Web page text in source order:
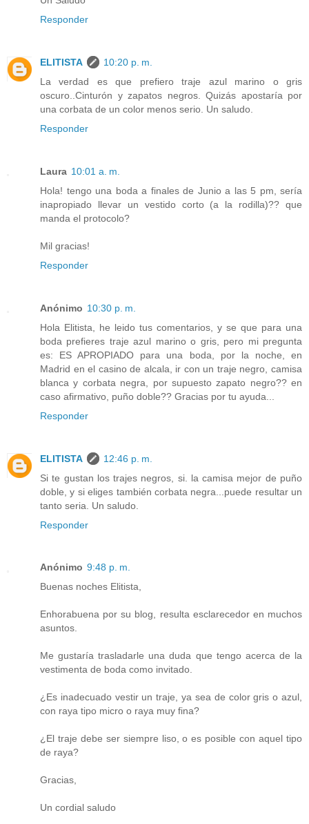
Responder
ELITISTA
10:20 p. m.
La verdad es que prefiero traje azul marino o gris
oscuro..Cinturón y zapatos negros. Quizás apostaría por
una corbata de un color menos serio. Un saludo.
Responder
Laura 10:01 a. m.
Hola! tengo una boda a finales de Junio a las 5 pm, sería
inapropiado llevar un vestido corto (a la rodilla)?? que
manda el protocolo?
Mil gracias!
Responder
Anónimo 10:30 p. m.
Hola Elitista, he leido tus comentarios, y se que para una
boda prefieres traje azul marino o gris, pero mi pregunta
es: ES APROPIADO para una boda, por la noche, en
Madrid en el casino de alcala, ir con un traje negro, camisa
blanca y corbata negra, por supuesto zapato negro?? en
caso afirmativo, puño doble?? Gracias por tu ayuda...
Responder
ELITISTA
12:46 p. m.
Si te gustan los trajes negros, si. la camisa mejor de puño
doble, y si eliges también corbata negra...puede resultar un
tanto seria. Un saludo.
Responder
Anónimo 9:48 p. m.
Buenas noches Elitista,
Enhorabuena por su blog, resulta esclarecedor en muchos
asuntos.
Me gustaría trasladarle una duda que tengo acerca de la
vestimenta de boda como invitado.
¿Es inadecuado vestir un traje, ya sea de color gris o azul,
con raya tipo micro o raya muy fina?
¿El traje debe ser siempre liso, o es posible con aquel tipo
de raya?
Gracias,
Un cordial saludo